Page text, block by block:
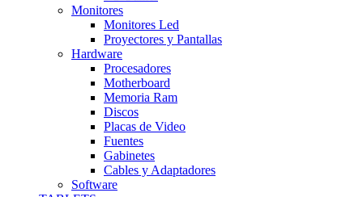
Monitores
Monitores Led
Proyectores y Pantallas
Hardware
Procesadores
Motherboard
Memoria Ram
Discos
Placas de Video
Fuentes
Gabinetes
Cables y Adaptadores
Software